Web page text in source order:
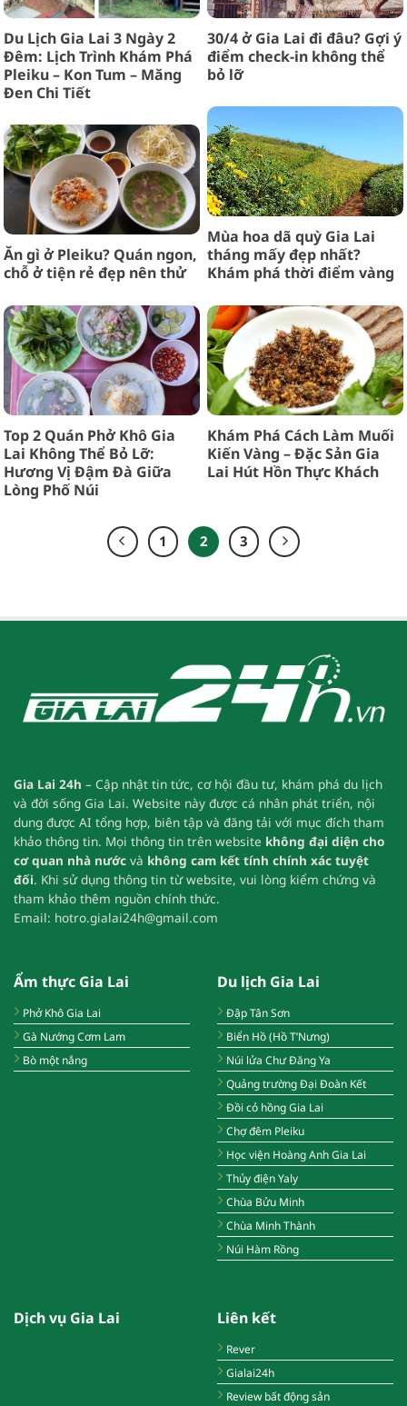
Du Lịch Gia Lai 3 Ngày 2
Đêm: Lịch Trình Khám Phá
Pleiku – Kon Tum – Măng
Đen Chi Tiết
30/4 ở Gia Lai đi đâu? Gợi ý
điểm check-in không thể
bỏ lỡ
Mùa hoa dã quỳ Gia Lai
tháng mấy đẹp nhất?
Khám phá thời điểm vàng
Ăn gì ở Pleiku? Quán ngon,
chỗ ở tiện rẻ đẹp nên thử
Top 2 Quán Phở Khô Gia
Lai Không Thể Bỏ Lỡ:
Hương Vị Đậm Đà Giữa
Lòng Phố Núi
Khám Phá Cách Làm Muối
Kiến Vàng – Đặc Sản Gia
Lai Hút Hồn Thực Khách
1 2 3
Gia Lai 24h – Cập nhật tin tức, cơ hội đầu tư, khám phá du lịch
và đời sống Gia Lai. Website này được cá nhân phát triển, nội
dung được AI tổng hợp, biên tập và đăng tải với mục đích tham
khảo thông tin. Mọi thông tin trên website không đại diện cho
cơ quan nhà nước và không cam kết tính chính xác tuyệt
đối. Khi sử dụng thông tin từ website, vui lòng kiểm chứng và
tham khảo thêm nguồn chính thức.
Email: hotro.gialai24h@gmail.com
Ẩm thực Gia Lai
Phở Khô Gia Lai
Gà Nướng Cơm Lam
Bò một nắng
Du lịch Gia Lai
Đập Tân Sơn
Biển Hồ (Hồ T’Nưng)
Núi lửa Chư Đăng Ya
Quảng trường Đại Đoàn Kết
Đồi cỏ hồng Gia Lai
Chợ đêm Pleiku
Học viện Hoàng Anh Gia Lai
Thủy điện Yaly
Chùa Bửu Minh
Chùa Minh Thành
Núi Hàm Rồng
Dịch vụ Gia Lai Liên kết
Rever
Gialai24h
Review bất động sản